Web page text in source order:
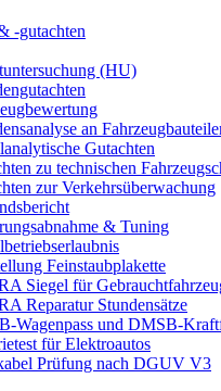
-gutachten
(HU)
an
Gutachten
zu technischen
zur Verkehrsüberwachung
& Tuning
Feinstaubplakette
Siegel für
Reparatur Stundensätze
Wagenpass und DMSB-
für Elektroautos
Prüfung nach DGUV V3